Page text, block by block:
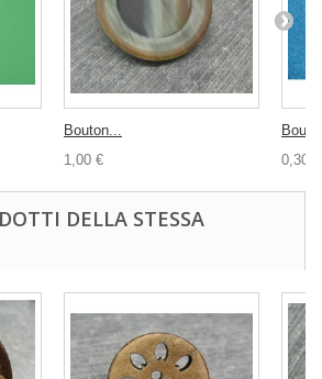
Bouton...
1,00 €
0,30 €
DELLA STESSA